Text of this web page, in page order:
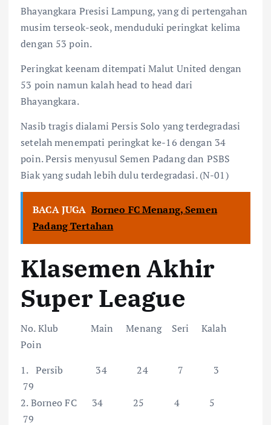
Bhayangkara Presisi Lampung, yang di pertengahan
musim terseok-seok, menduduki peringkat kelima
dengan 53 poin.
Peringkat keenam ditempati Malut United dengan
53 poin namun kalah head to head dari
Bhayangkara.
Nasib tragis dialami Persis Solo yang terdegradasi
setelah menempati peringkat ke-16 dengan 34
poin. Persis menyusul Semen Padang dan PSBS
Biak yang sudah lebih dulu terdegradasi. (N-01)
BACA JUGA Borneo FC Menang, Semen
Padang Tertahan
Klasemen Akhir
Super League
No. Klub Main Menang Seri Kalah
Poin
1. Persib 34 24 7 3
79
2. Borneo FC 34 25 4 5
79